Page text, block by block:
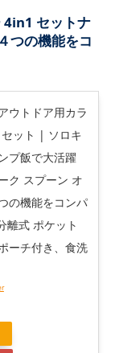
4in1 セットナ
つの機能をコ
ウトドア用カラ
セット | ソロキ
プ飯で大活躍
ク スプーン オ
の機能をコンパ
離式 ポケット
ーチ付き、食洗